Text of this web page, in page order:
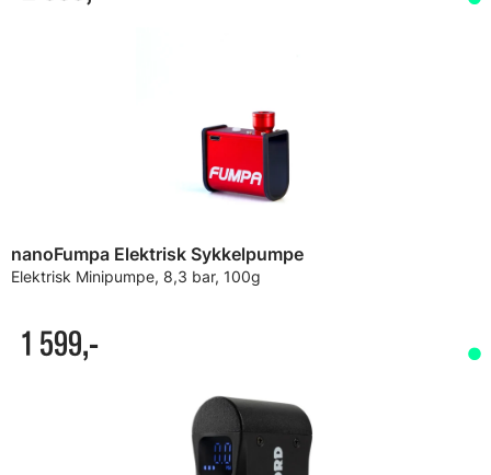
nanoFumpa Elektrisk Sykkelpumpe
Elektrisk Minipumpe, 8,3 bar, 100g
1 599,-